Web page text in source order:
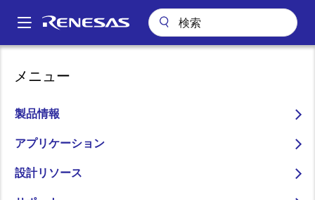
ン
Main
メニュー
製品情報
アプリケーション
設計リソース
パ
ン
く
ず
車両制御システム (Vehicle Control Systems)
電動パワーステアリングシ
ステム